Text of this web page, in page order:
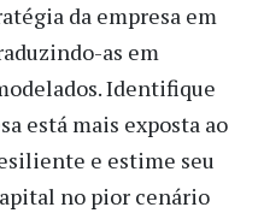
da empresa em
as em
Identifique
está mais exposta ao
e estime seu
no pior cenário